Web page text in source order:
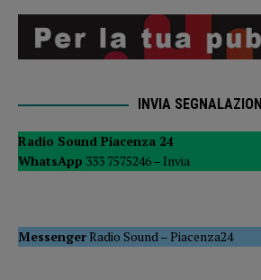
INVIA SEGNALAZIONI
Radio Sound Piacenza 24
WhatsApp 333 7575246 – Invia
MessengerRadio Sound–Piacenza24